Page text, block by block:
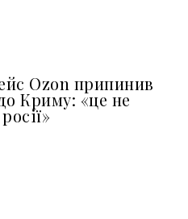
Ozon припинив
Криму: «це не